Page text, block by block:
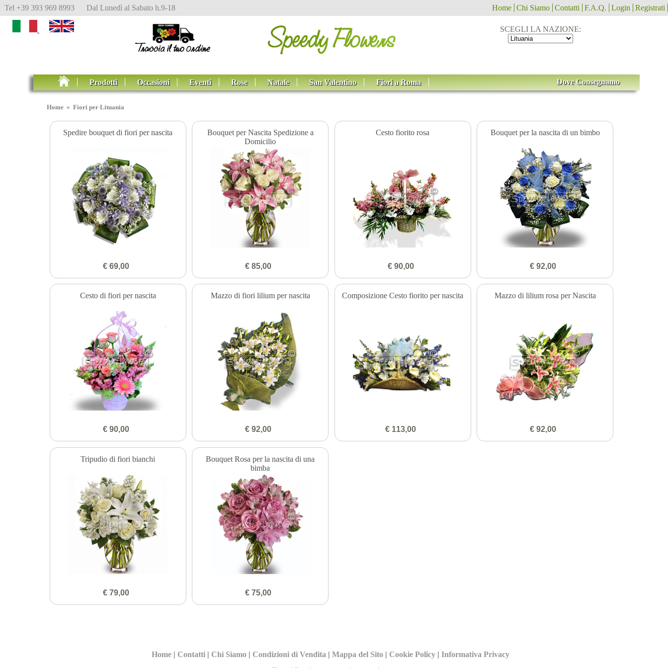
Tel +39 393 969 8993 Dal Lunedì al Sabato h.9-18 Home Chi Siamo Contatti F.A.Q. Login Registrati
SCEGLI LA NAZIONE:
Prodotti Occasioni Eventi Rose Natale San Valentino Fiori a Roma Dove Consegnamo
Home »Fiori per Lituania
Spedire bouquet di fiori per nascita
€ 69,00
Bouquet per Nascita Spedizione a
Domicilio
€ 85,00
Cesto fiorito rosa
€ 90,00
Bouquet per la nascita di un bimbo
€ 92,00
Cesto di fiori per nascita
€ 90,00
Mazzo di fiori lilium per nascita
€ 92,00
Composizione Cesto fiorito per nascita
€ 113,00
Mazzo di lilium rosa per Nascita
€ 92,00
Tripudio di fiori bianchi
€ 79,00
Bouquet Rosa per la nascita di una
bimba
€ 75,00
Home | Contatti | Chi Siamo | Condizioni di Vendita |Mappa del Sito | Cookie Policy |Informativa Privacy